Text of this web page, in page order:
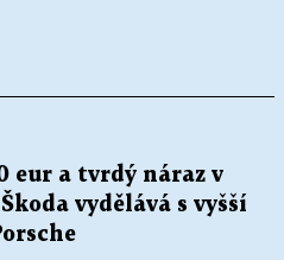
eur a tvrdý náraz v
vydělává s vyšší